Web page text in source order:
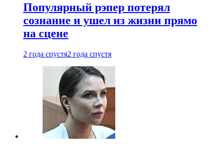
Популярный рэпер потерял
сознание и ушел из жизни прямо
на сцене
2 года спустя2 года спустя